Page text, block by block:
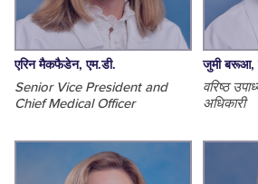
एरिन मैकफैडेन, एम.डी.
Senior Vice President and
Chief Medical Officer
जुमी बरूआ,
वरिष्ठ
अधिकारी